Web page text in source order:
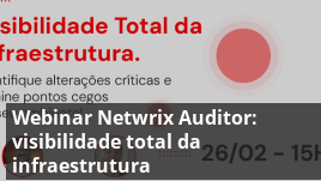
Webinar Netwrix Auditor:
visibilidade total da
infraestrutura